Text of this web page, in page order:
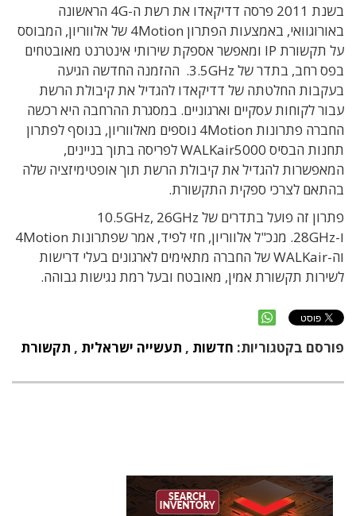
בשנת 2011 פרסה דדיקאדו את רשת ה-4G הראשונה
באורוגוואי, באמצעות הפתרון 4Motion של אלווריון, המבוסס
על תקשורת IP ומאפשר אספקת שירותי אינטרנט מאובטחים
בפס רחב, בתדר של 3.5GHz. ההזמנה החדשה הגיעה
בעקבות החלטתה של דדיקאדו להגדיל את קיבולת הרשת
עבור לקוחות עסקיים וארגוניים. במסגרת ההרחבה היא רכשה
החברה פתרונות 4Motion נוספים מאלווריון, בנוסף לפתרון
תחנות הבסיס WALKair5000 לפריסה בתוך בניינים,
המאפשרות להגדיל את קיבולת הרשת תוך אופטימיזציה שלה
בהתאם לצרכי ספקית התקשורת.
פתרון זה פועל בתדרים של 10.5GHz, 26GHz
ו-28GHz. מנכ"ל אלווריון, חזי לפיד, אמר שפתרונות 4Motion
וה-WALKair של החברה מתאימים לארגונים בעלי דרישות
לשירות תקשורת אמין, מאובטח ובעל רמת נגישות גבוהה.
פורסם בקטגוריות: חדשות , תעשייה ישראלית , תקשורת